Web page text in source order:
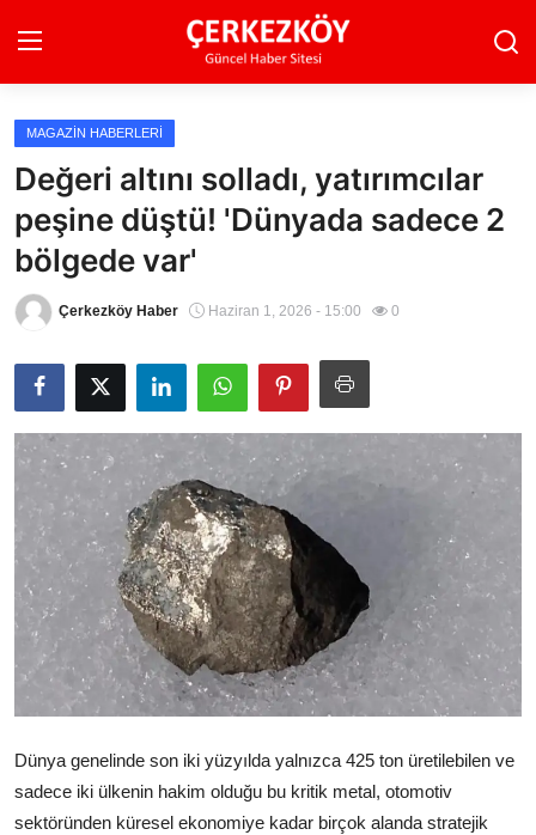
Ana Sayfa
Son Dakika
Ekonomi Haberleri
Magazin Haberleri
Spor Haberleri
Teknoloji Haberleri
Dünya Haberleri
Çerkezköy
MAGAZIN HABERLERI
Değeri altını solladı, yatırımcılar
peşine düştü! 'Dünyada sadece 2
bölgede var'
Çerkezköy Haber Haziran 1, 2026 - 15:00 0
Dünya genelinde son iki yüzyılda yalnızca 425 ton üretilebilen ve
sadece iki ülkenin hakim olduğu bu kritik metal, otomotiv
sektöründen küresel ekonomiye kadar birçok alanda stratejik